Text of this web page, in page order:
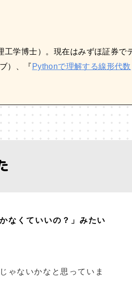
工学博士）。現在はみずほ証券で
）、『 Pythonで理解する線形代数
なくていいの？」みたい
ゃないかなと思っていま